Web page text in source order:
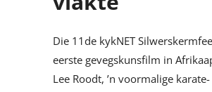
Die 11de kykNET
eerste gevegskunsfilm in
Lee Roodt, ’n voormalige